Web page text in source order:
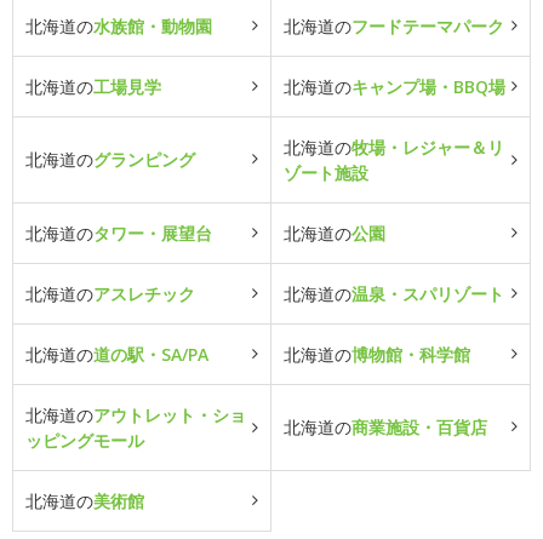
北海道の水族館・動物園 北海道のフードテーマパーク
北海道の工場見学 北海道のキャンプ場・BBQ場
北海道のグランピング
北海道の牧場・レジャー＆リ
ゾート施設
北海道のタワー・展望台 北海道の公園
北海道のアスレチック 北海道の温泉・スパリゾート
北海道の道の駅・SA/PA 北海道の博物館・科学館
北海道のアウトレット・ショ
ッピングモール
北海道の商業施設・百貨店
北海道の美術館